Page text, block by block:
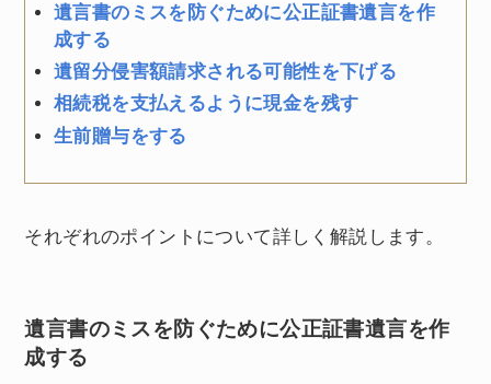
遺言書のミスを防ぐために公正証書遺言を作
成する
遺留分侵害額請求される可能性を下げる
相続税を支払えるように現金を残す
生前贈与をする
それぞれのポイントについて詳しく解説します。
遺言書のミスを防ぐために公正証書遺言を作
成する